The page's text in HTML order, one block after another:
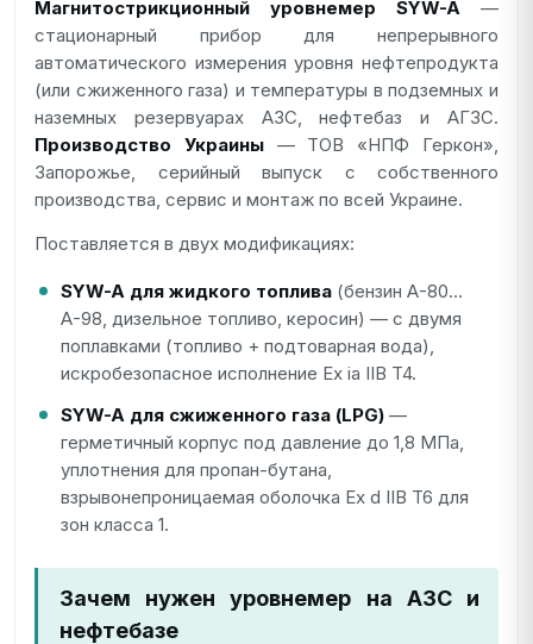
Магнитострикционный уровнемер SYW-A —
стационарный прибор для непрерывного
автоматического измерения уровня нефтепродукта
(или сжиженного газа) и температуры в подземных и
наземных резервуарах АЗС, нефтебаз и АГЗС.
Производство Украины— ТОВ «НПФ Геркон»,
Запорожье, серийный выпуск с собственного
производства, сервис и монтаж по всей Украине.
Поставляется в двух модификациях:
SYW-A для жидкого топлива (бензин А-80…
А-98, дизельное топливо, керосин) — с двумя
поплавками (топливо + подтоварная вода),
искробезопасное исполнение Ex ia IIB T4.
SYW-A для сжиженного газа (LPG) —
герметичный корпус под давление до 1,8 МПа,
уплотнения для пропан-бутана,
взрывонепроницаемая оболочка Ex d IIB T6 для
зон класса 1.
Зачем нужен уровнемер на АЗС и
нефтебазе